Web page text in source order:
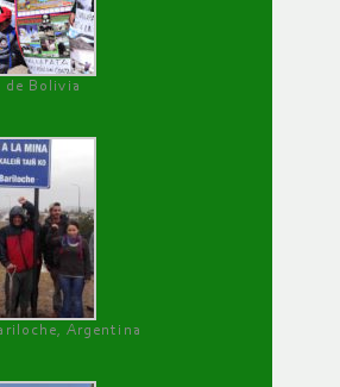
de Bolivia
Argentina